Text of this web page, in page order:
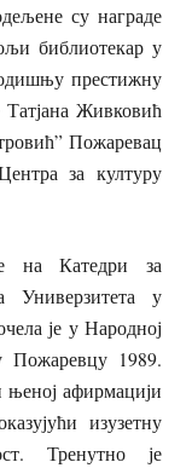
су награде
библиотекар у
престижну
Живковић
Пожаревац
за културу
на Катедри за
Универзитета у
је у Народној
Пожаревцу 1989.
њеној афирмацији
изузетну
Тренутно је